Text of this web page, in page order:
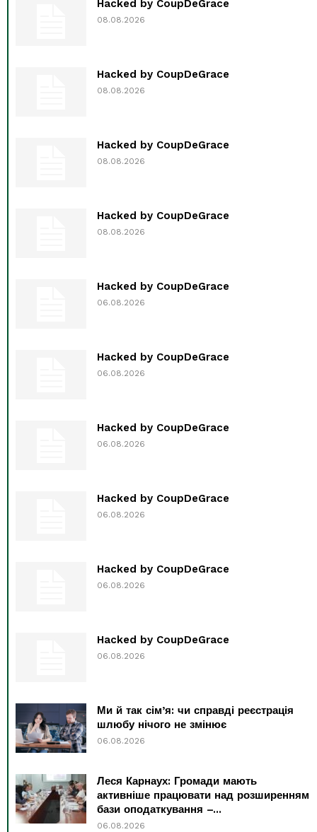
Hacked by CoupDeGrace
08.08.2026
Hacked by CoupDeGrace
08.08.2026
Hacked by CoupDeGrace
08.08.2026
Hacked by CoupDeGrace
08.08.2026
Hacked by CoupDeGrace
06.08.2026
Hacked by CoupDeGrace
06.08.2026
Hacked by CoupDeGrace
06.08.2026
Hacked by CoupDeGrace
06.08.2026
Hacked by CoupDeGrace
06.08.2026
Hacked by CoupDeGrace
06.08.2026
Ми й так сім’я: чи справді реєстрація
шлюбу нічого не змінює
06.08.2026
Леся Карнаух: Громади мають
активніше працювати над розширенням
бази оподаткування –...
06.08.2026